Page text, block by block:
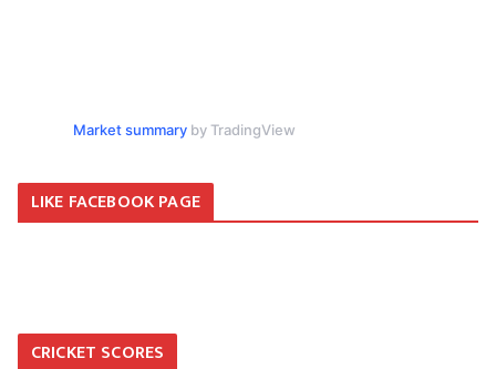
Market summaryby TradingView
LIKE FACEBOOK PAGE
CRICKET SCORES